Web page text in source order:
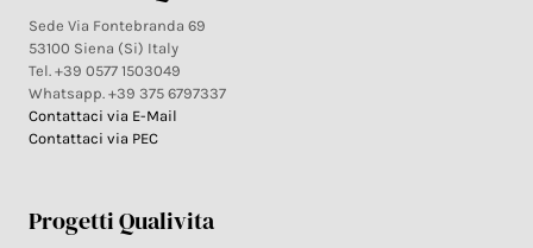
Sede Via Fontebranda 69
53100 Siena (Si) Italy
Tel. +39 0577 1503049
Whatsapp. +39 375 6797337
Contattaci via E-Mail
Contattaci via PEC
Progetti Qualivita